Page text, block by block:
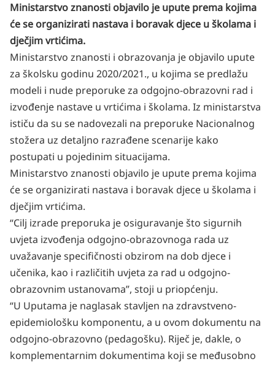
Ministarstvo znanosti objavilo je upute prema kojima
će se organizirati nastava i boravak djece u školama i
dječjim vrtićima.
Ministarstvo znanosti i obrazovanja je objavilo upute
za školsku godinu 2020/2021., u kojima se predlažu
modeli i nude preporuke za odgojno-obrazovni rad i
izvođenje nastave u vrtićima i školama. Iz ministarstva
ističu da su se nadovezali na preporuke Nacionalnog
stožera uz detaljno razrađene scenarije kako
postupati u pojedinim situacijama.
Ministarstvo znanosti objavilo je upute prema kojima
će se organizirati nastava i boravak djece u školama i
dječjim vrtićima.
“Cilj izrade preporuka je osiguravanje što sigurnih
uvjeta izvođenja odgojno-obrazovnoga rada uz
uvažavanje specifičnosti obzirom na dob djece i
učenika, kao i različitih uvjeta za rad u odgojno-
obrazovnim ustanovama”, stoji u priopćenju.
“U Uputama je naglasak stavljen na zdravstveno-
epidemiološku komponentu, a u ovom dokumentu na
odgojno-obrazovno (pedagošku). Riječ je, dakle, o
komplementarnim dokumentima koji se međusobno